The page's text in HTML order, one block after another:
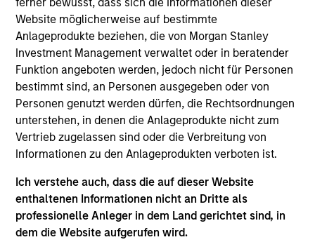
Website möglicherweise auf bestimmte
Anlageprodukte beziehen, die von Morgan Stanley
Investment Management verwaltet oder in beratender
Funktion angeboten werden, jedoch nicht für Personen
bestimmt sind, an Personen ausgegeben oder von
Personen genutzt werden dürfen, die Rechtsordnungen
unterstehen, in denen die Anlageprodukte nicht zum
Vertrieb zugelassen sind oder die Verbreitung von
Informationen zu den Anlageprodukten verboten ist.
Ich verstehe auch, dass die auf dieser Website
enthaltenen Informationen nicht an Dritte als
professionelle Anleger in dem Land gerichtet sind, in
dem die Website aufgerufen wird.
Morgan Stanley Investment Management (“MSIM”)
in 2017 to lead the establishment of MSIM’s
European private real asset backed credit platform
NHSPC and today manages in excess of €2.5bn of
committed capital on the platform. Prior to joining
MSIM, Mr. Skrumsager was Co-Head of Morgan
Stanley’s EMEA Capital Markets, Co-Head of Global
Fixed Income Markets, served as a member of the
EMEA cross divisional Operating and Risk
Committees and as a Senior Manager under the
Regime. Mr. Skrumsager brings more than 25 years
of capital markets experience with a focus on fixed
income markets. Since joining Morgan Stanley in
June 2007, he built the credit and rates solutions